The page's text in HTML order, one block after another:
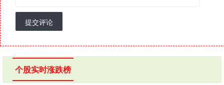
提交评论
个股实时涨跌榜